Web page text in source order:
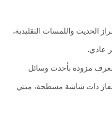
الحديث واللمسات التقليدية،
عادي.
مزودة بأحدث وسائل
ذات شاشة مسطحة، ميني